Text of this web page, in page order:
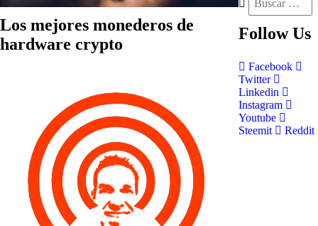
Los mejores monederos de
hardware crypto
Follow Us
Facebook
Twitter
Linkedin
Instagram
Youtube
Steemit
Reddit